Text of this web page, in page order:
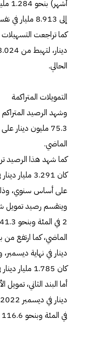
إلى 8.913 مليار في نفس الفترة من 2023.
الحالي.
التمويلات المتراكمة
الماضي.
على أساس سنوي، وذلك بعد أن كان 3.58
وينقسم رصيد تمويل
كان 1.785 مليار دينار في مايو 2022.
في المئة وبنحو 116.6 مليون دينار، وذلك بعد أن كان 1.24 مليار دينار في إبريل.